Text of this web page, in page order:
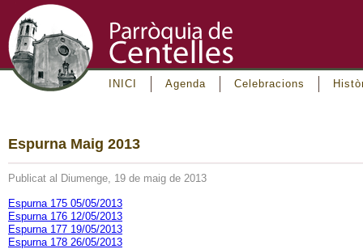
INICI Agenda Celebracions
Espurna Maig 2013
Publicat al Diumenge, 19 de maig de 2013
Espurna 175 05/05/2013
Espurna 176 12/05/2013
Espurna 177 19/05/2013
Espurna 178 26/05/2013